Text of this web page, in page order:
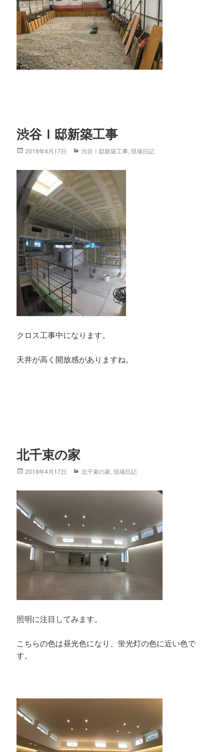
渋谷Ｉ邸新築工事
Posted
2019年4月17日 Categories
渋谷Ｉ邸新築工事,現場日記
クロス工事中になります。
天井が高く開放感がありますね。
北千束の家
Posted
2019年4月17日 Categories
北千束の家,現場日記
照明に注目してみます。
こちらの色は昼光色になり、蛍光灯の色に近い色で
す。